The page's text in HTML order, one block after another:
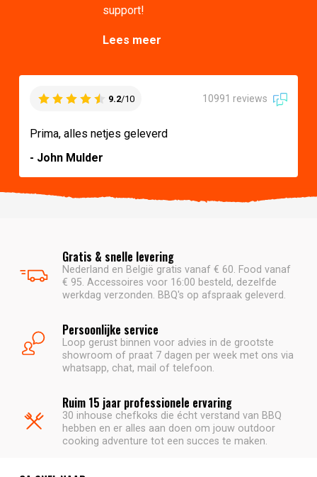
support!
Lees meer
9.2/10 10991 reviews
Prima, alles netjes geleverd
- John Mulder
Gratis & snelle levering
Nederland en België gratis vanaf € 60. Food vanaf
€ 95. Accessoires voor 16:00 besteld, dezelfde
werkdag verzonden. BBQ's op afspraak geleverd.
Persoonlijke service
Loop gerust binnen voor advies in de grootste
showroom of praat 7 dagen per week met ons via
whatsapp, chat, mail of telefoon.
Ruim 15 jaar professionele ervaring
30 inhouse chefkoks die écht verstand van BBQ
hebben en er alles aan doen om jouw outdoor
cooking adventure tot een succes te maken.